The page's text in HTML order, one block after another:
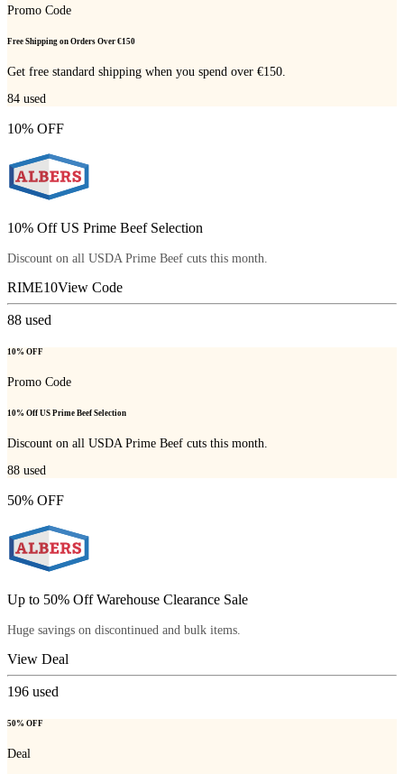
Promo Code
Free Shipping on Orders Over €150
Get free standard shipping when you spend over €150.
84 used
10% OFF
10% Off US Prime Beef Selection
Discount on all USDA Prime Beef cuts this month.
RIME10View Code
88 used
10% OFF
Promo Code
10% Off US Prime Beef Selection
Discount on all USDA Prime Beef cuts this month.
88 used
50% OFF
Up to 50% Off Warehouse Clearance Sale
Huge savings on discontinued and bulk items.
View Deal
196 used
50% OFF
Deal